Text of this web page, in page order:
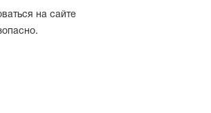
на сайте